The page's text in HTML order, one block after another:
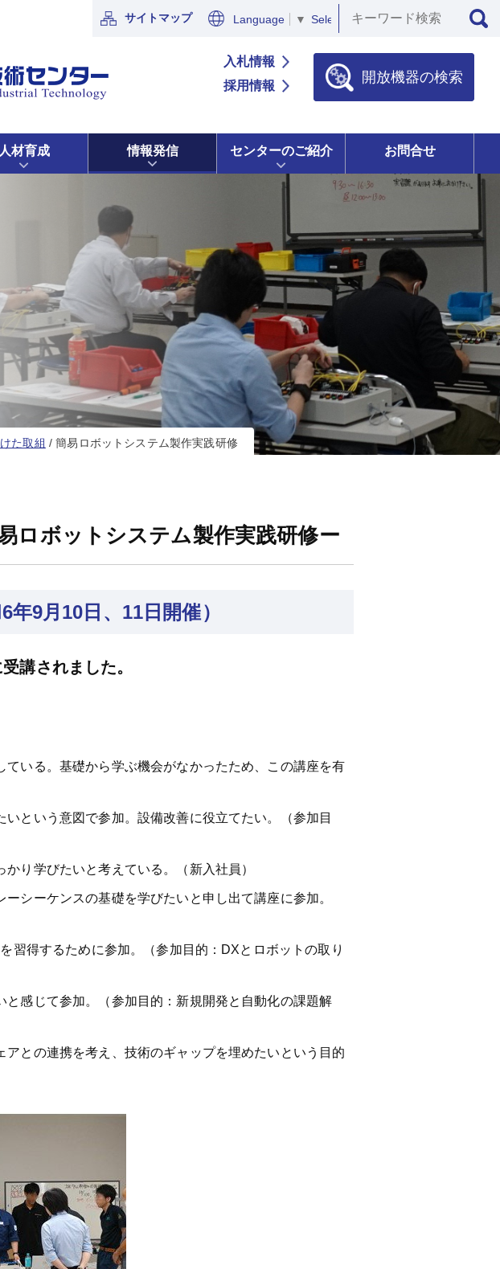
サイトマップ Language ▼ Select Language ▼
入札情報
採用情報
開放機器の検索
人材育成 情報発信 センターのご紹介 お問合せ
た取組 /簡易ロボットシステム製作実践研修
ロボットシステム製作実践研修ー
9月10日、11日開催）
講されました。
いる。基礎から学ぶ機会がなかったため、この講座を有
という意図で参加。設備改善に役立てたい。（参加目
り学びたいと考えている。（新入社員）
シーケンスの基礎を学びたいと申し出て講座に参加。
習得するために参加。（参加目的：DXとロボットの取り
感じて参加。（参加目的：新規開発と自動化の課題解
との連携を考え、技術のギャップを埋めたいという目的